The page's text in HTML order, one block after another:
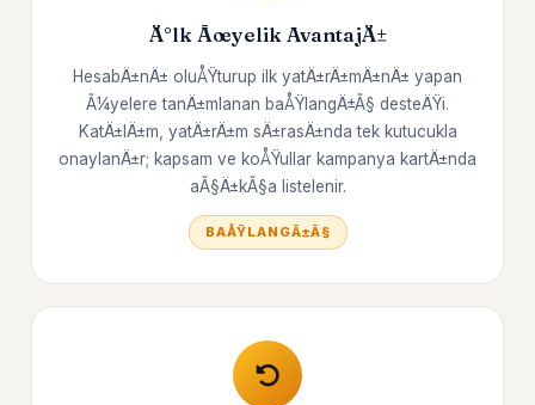
Ä°lk Ãœyelik AvantajÄ±
HesabÄ±nÄ± oluÅŸturup ilk yatÄ±rÄ±mÄ±nÄ± yapan
Ã¼yelere tanÄ±mlanan baÅŸlangÄ±Ã§ desteÄŸi.
KatÄ±lÄ±m, yatÄ±rÄ±m sÄ±rasÄ±nda tek kutucukla
onaylanÄ±r; kapsam ve koÅŸullar kampanya kartÄ±nda
aÃ§Ä±kÃ§a listelenir.
BAÅŸLANGÄ±Ã§